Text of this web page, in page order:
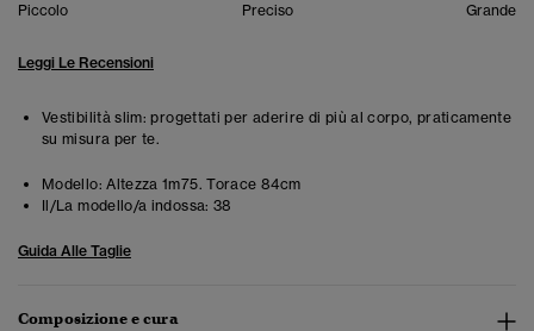
Piccolo Preciso Grande
Leggi Le Recensioni
Vestibilità slim: progettati per aderire di più al corpo, praticamente
su misura per te.
Modello: Altezza 1m75. Torace 84cm
Il/La modello/a indossa: 38
Guida Alle Taglie
Composizione e cura